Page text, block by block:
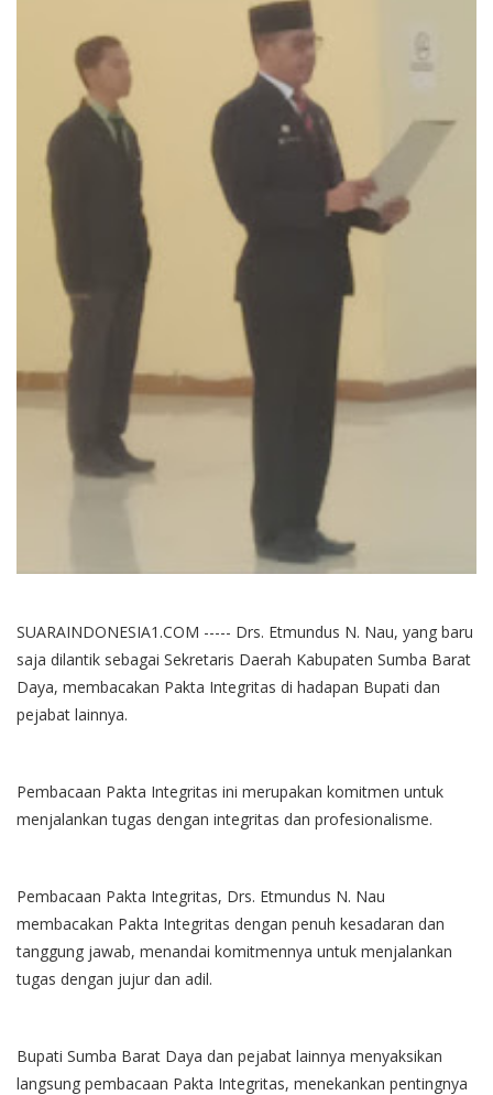
SUARAINDONESIA1.COM ----- Drs. Etmundus N. Nau, yang baru
saja dilantik sebagai Sekretaris Daerah Kabupaten Sumba Barat
Daya, membacakan Pakta Integritas di hadapan Bupati dan
pejabat lainnya.
Pembacaan Pakta Integritas ini merupakan komitmen untuk
menjalankan tugas dengan integritas dan profesionalisme.
Pembacaan Pakta Integritas, Drs. Etmundus N. Nau
membacakan Pakta Integritas dengan penuh kesadaran dan
tanggung jawab, menandai komitmennya untuk menjalankan
tugas dengan jujur dan adil.
Bupati Sumba Barat Daya dan pejabat lainnya menyaksikan
langsung pembacaan Pakta Integritas, menekankan pentingnya